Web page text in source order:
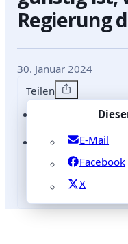
Regierung
30. Januar 2024
Teilen
E-Mail
Facebook
X